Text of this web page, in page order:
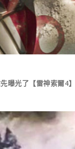
曝光了【雷神索爾4】